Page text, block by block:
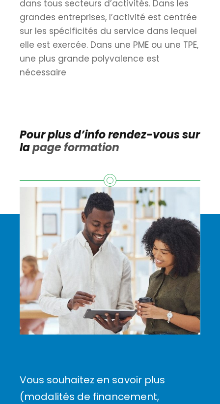
dans tous secteurs d’activités. Dans les
grandes entreprises, l’activité est centrée
sur les spécificités du service dans lequel
elle est exercée. Dans une PME ou une TPE,
une plus grande polyvalence est
nécessaire
Pour plus d’info rendez-vous sur
lapage formation
Vous souhaitez en savoir plus
(modalités de financement,